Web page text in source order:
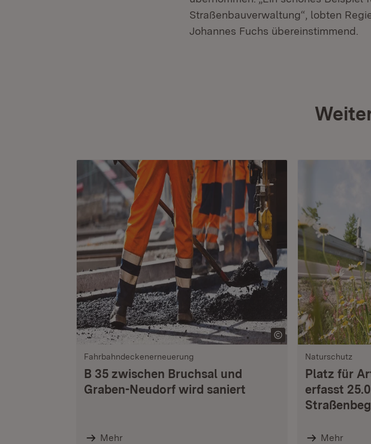
Straßenbauverwaltung“, lobten
Johannes Fuchs übereinstimmend.
Fahrbahndeckenerneuerung
B 35 zwischen Bruchsal und
Graben-Neudorf wird saniert
Mehr
Naturschutz
Platz für
erfasst
Mehr